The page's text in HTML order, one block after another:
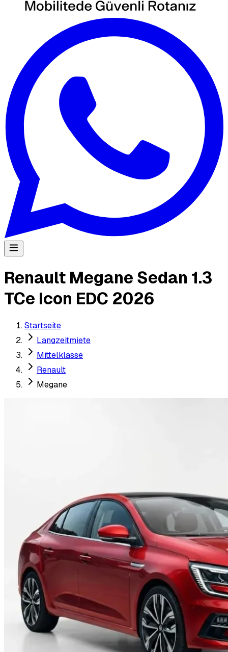
Renault Megane Sedan 1.3
TCe Icon EDC 2026
Startseite
Langzeitmiete
Mittelklasse
Renault
Megane